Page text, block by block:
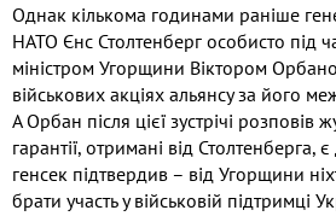
Однак кількома годинами раніше
НАТО Єнс Столтенберг особисто під
міністром Угорщини Віктором
військових акціях альянсу за його
А Орбан після цієї зустрічі розповів
гарантії, отримані від
генсек підтвердив – від Угорщини
брати участь у військовій підтримці